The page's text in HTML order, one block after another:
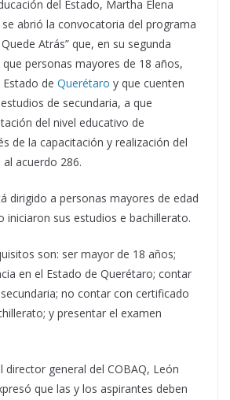
del Estado, Martha Elena
abrió la convocatoria del programa
Atrás” que, en su segunda
personas mayores de 18 años,
de Querétaro y que cuenten
de secundaria, a que
del nivel educativo de
de la capacitación y realización del
acuerdo 286.
dirigido a personas mayores de edad
iniciaron sus estudios e bachillerato.
son: ser mayor de 18 años;
en el Estado de Querétaro; contar
no contar con certificado
y presentar el examen
director general del COBAQ, León
que las y los aspirantes deben